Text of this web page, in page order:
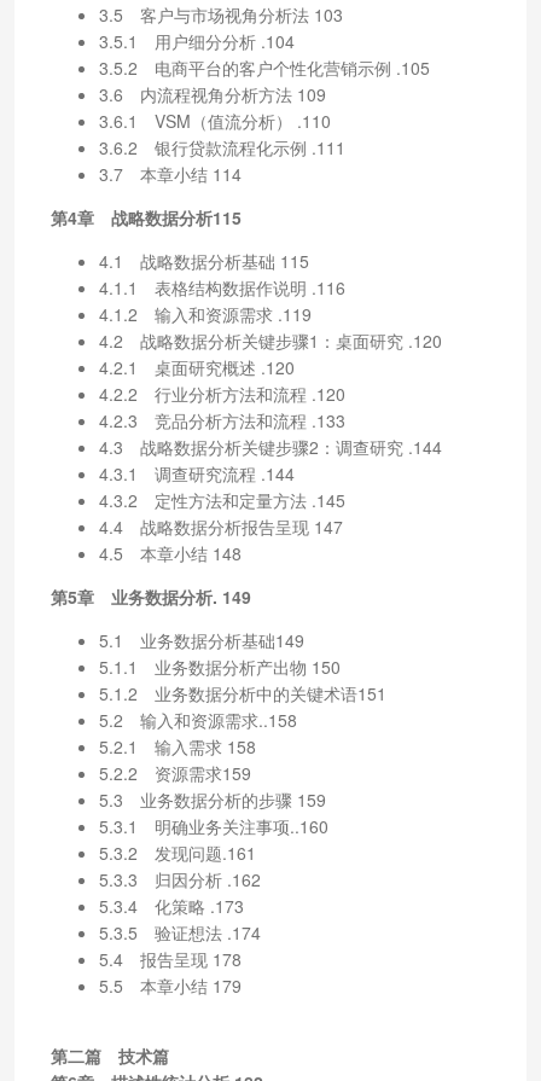
3.5 客户与市场视角分析法 103
3.5.1 用户细分分析 .104
3.5.2 电商平台的客户个性化营销示例 .105
3.6 内流程视角分析方法 109
3.6.1 VSM（值流分析） .110
3.6.2 银行贷款流程化示例 .111
3.7 本章小结 114
第4章 战略数据分析115
4.1 战略数据分析基础 115
4.1.1 表格结构数据作说明 .116
4.1.2 输入和资源需求 .119
4.2 战略数据分析关键步骤1：桌面研究 .120
4.2.1 桌面研究概述 .120
4.2.2 行业分析方法和流程 .120
4.2.3 竞品分析方法和流程 .133
4.3 战略数据分析关键步骤2：调查研究 .144
4.3.1 调查研究流程 .144
4.3.2 定性方法和定量方法 .145
4.4 战略数据分析报告呈现 147
4.5 本章小结 148
第5章 业务数据分析. 149
5.1 业务数据分析基础149
5.1.1 业务数据分析产出物 150
5.1.2 业务数据分析中的关键术语151
5.2 输入和资源需求..158
5.2.1 输入需求 158
5.2.2 资源需求159
5.3 业务数据分析的步骤 159
5.3.1 明确业务关注事项..160
5.3.2 发现问题.161
5.3.3 归因分析 .162
5.3.4 化策略 .173
5.3.5 验证想法 .174
5.4 报告呈现 178
5.5 本章小结 179
第二篇 技术篇